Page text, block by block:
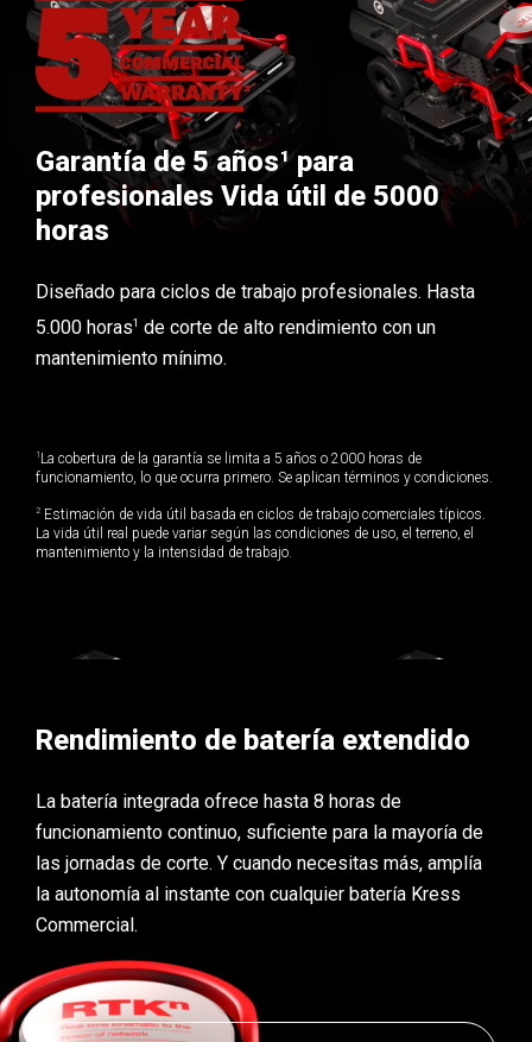
Garantía de 5 años¹ para
profesionales Vida útil de 5000
horas
Diseñado para ciclos de trabajo profesionales. Hasta
5.000 horas1 de corte de alto rendimiento con un
mantenimiento mínimo.
1 La cobertura de la garantía se limita a 5 años o 2000 horas de
funcionamiento, lo que ocurra primero. Se aplican términos y condiciones.
2 Estimación de vida útil basada en ciclos de trabajo comerciales típicos.
La vida útil real puede variar según las condiciones de uso, el terreno, el
mantenimiento y la intensidad de trabajo.
Rendimiento de batería extendido
La batería integrada ofrece hasta 8 horas de
funcionamiento continuo, suficiente para la mayoría de
las jornadas de corte. Y cuando necesitas más, amplía
la autonomía al instante con cualquier batería Kress
Commercial.